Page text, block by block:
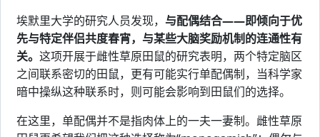
埃默里大学的研究人员发现， 与配偶结合——即倾向于优
先与特定伴侣共度春宵，与某些大脑奖励机制的连通性有
关。 这项开展于雌性草原田鼠的研究表明，两个特定脑区
之间联系密切的田鼠，更有可能实行单配偶制，当科学家
暗中操纵这种联系时，则可能会影响到田鼠们的选择。
在这里，单配偶并不是指肉体上的一夫一妻制。雌性草原